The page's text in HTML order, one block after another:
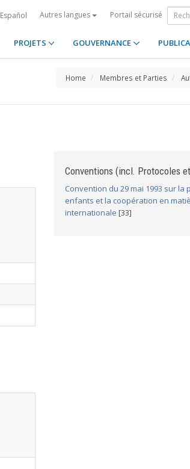
Español Autres langues Portail sécurisé
PROJETS GOUVERNANCE
Home Membres et Parties
Conventions (incl. Protocoles
Convention du 29 mai 1993 sur la
enfants et la coopération en
internationale [33]